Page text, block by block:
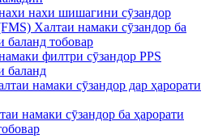
нахи шишагини сӯзандор
Халтаи намаки сӯзандор ба
баланд тобовар
филтри сӯзандор PPS
баланд
намаки сӯзандор дар ҳарорати
намаки сӯзандор ба ҳарорати